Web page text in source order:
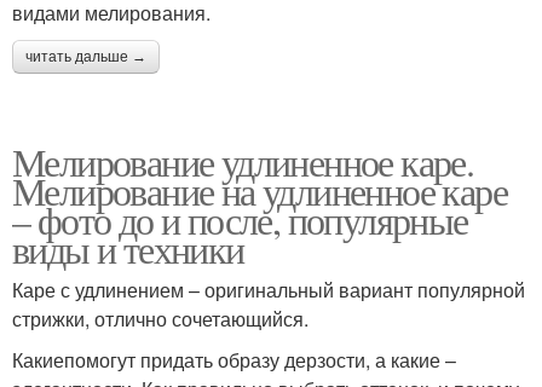
видами мелирования.
читать дальше →
Мелирование удлиненное каре.
Мелирование на удлиненное каре
– фото до и после, популярные
виды и техники
Каре с удлинением – оригинальный вариант популярной
стрижки, отлично сочетающийся.
Какиепомогут придать образу дерзости, а какие –